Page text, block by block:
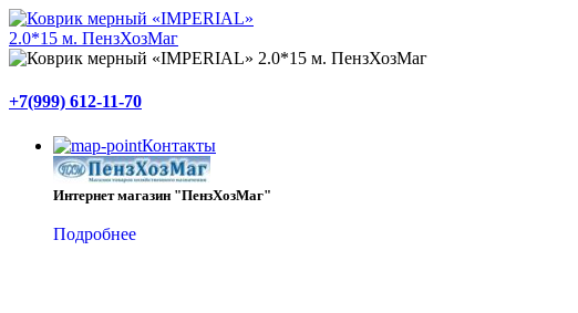
+7(999) 612-11-70
Контакты
Интернет магазин "ПензХозМаг"
Подробнее